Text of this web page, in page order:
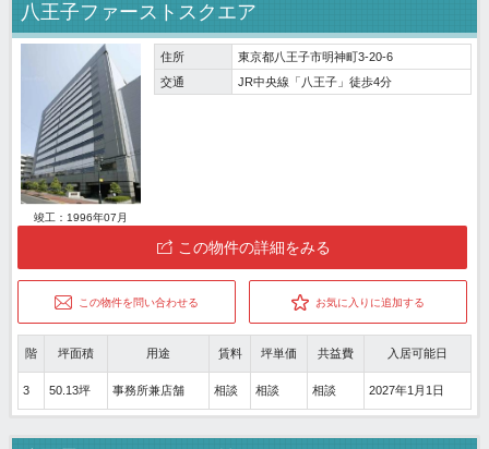
八王子ファーストスクエア
竣工：1996年07月
住所
東京都八王子市明神町3-20-6
交通
JR中央線「八王子」徒歩4分
この物件の詳細をみる
この物件を問い合わせる お気に入りに追加する
階 坪面積 用途 賃料 坪単価 共益費 入居可能日
3 50.13坪 事務所兼店舗 相談 相談 相談 2027年1月1日